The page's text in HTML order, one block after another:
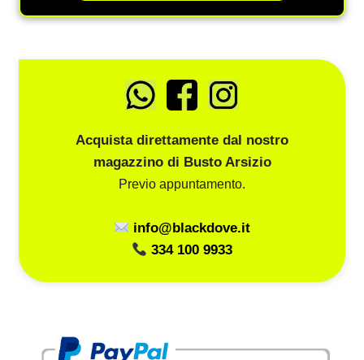
Acquista direttamente dal nostro
magazzino di Busto Arsizio
Previo appuntamento.
info@blackdove.it
334 100 9933